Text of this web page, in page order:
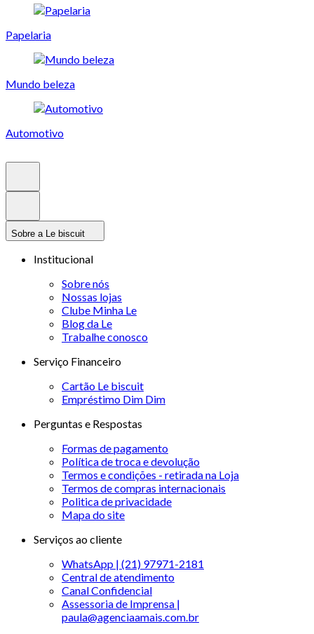
Papelaria
Mundo beleza
Automotivo
Sobre a Le biscuit
Institucional
Sobre nós
Nossas lojas
Clube Minha Le
Blog da Le
Trabalhe conosco
Serviço Financeiro
Cartão Le biscuit
Empréstimo Dim Dim
Perguntas e Respostas
Formas de pagamento
Política de troca e devolução
Termos e condições - retirada na Loja
Termos de compras internacionais
Politica de privacidade
Mapa do site
Serviços ao cliente
WhatsApp | (21) 97971-2181
Central de atendimento
Canal Confidencial
Assessoria de Imprensa |
paula@agenciaamais.com.br